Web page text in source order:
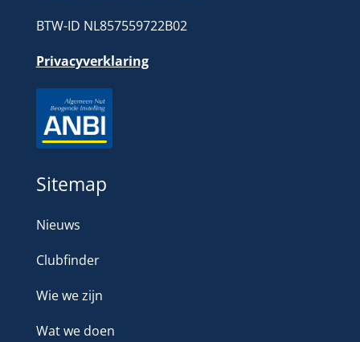
BTW-ID NL857559722B02
Privacyverklaring
Sitemap
Nieuws
Clubfinder
Wie we zijn
Wat we doen